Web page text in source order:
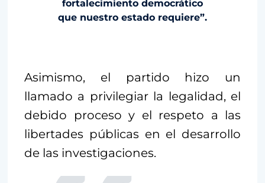
fortalecimiento democrático
que nuestro estado requiere”.
Asimismo, el partido hizo un
llamado a privilegiar la legalidad, el
debido proceso y el respeto a las
libertades públicas en el desarrollo
de las investigaciones.